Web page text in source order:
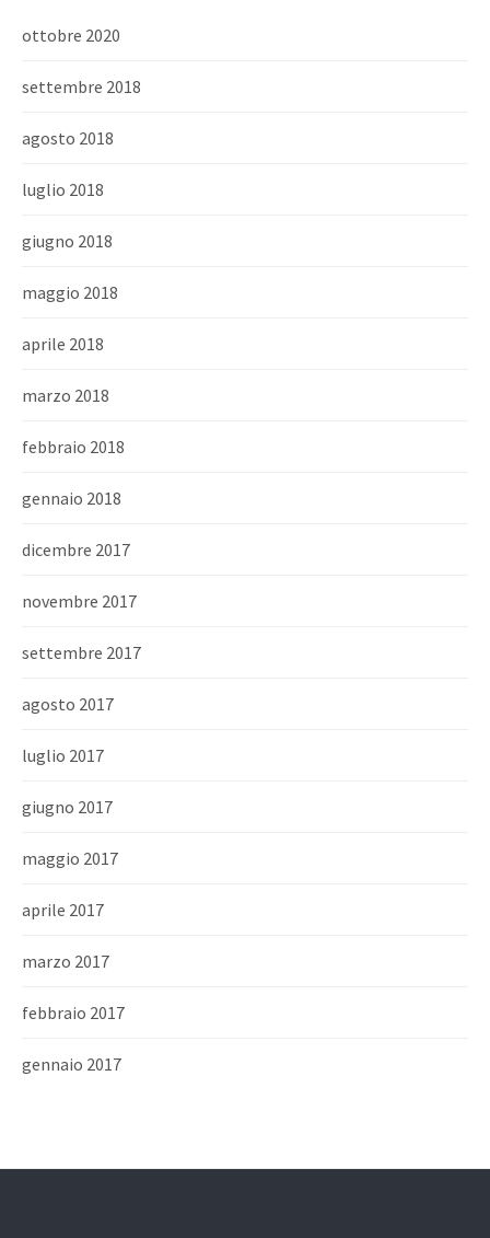
ottobre 2020
settembre 2018
agosto 2018
luglio 2018
giugno 2018
maggio 2018
aprile 2018
marzo 2018
febbraio 2018
gennaio 2018
dicembre 2017
novembre 2017
settembre 2017
agosto 2017
luglio 2017
giugno 2017
maggio 2017
aprile 2017
marzo 2017
febbraio 2017
gennaio 2017